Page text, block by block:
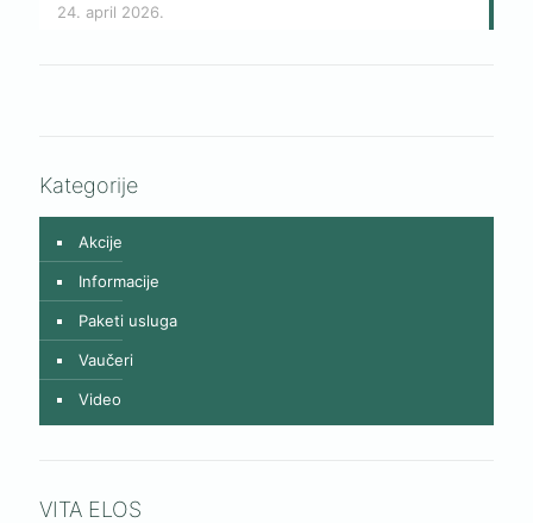
24. april 2026.
Kategorije
Akcije
Informacije
Paketi usluga
Vaučeri
Video
VITA ELOS